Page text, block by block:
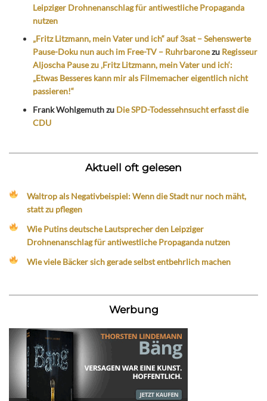
Leipziger Drohnenanschlag für antiwestliche Propaganda
nutzen
„Fritz Litzmann, mein Vater und ich“ auf 3sat – Sehenswerte
Pause-Doku nun auch im Free-TV – Ruhrbaronezu Regisseur
Aljoscha Pause zu ‚Fritz Litzmann, mein Vater und ich‘:
„Etwas Besseres kann mir als Filmemacher eigentlich nicht
passieren!“
Frank Wohlgemuthzu Die SPD-Todessehnsucht erfasst die
CDU
Aktuell oft gelesen
Waltrop als Negativbeispiel: Wenn die Stadt nur noch mäht,
statt zu pflegen
Wie Putins deutsche Lautsprecher den Leipziger
Drohnenanschlag für antiwestliche Propaganda nutzen
Wie viele Bäcker sich gerade selbst entbehrlich machen
Werbung